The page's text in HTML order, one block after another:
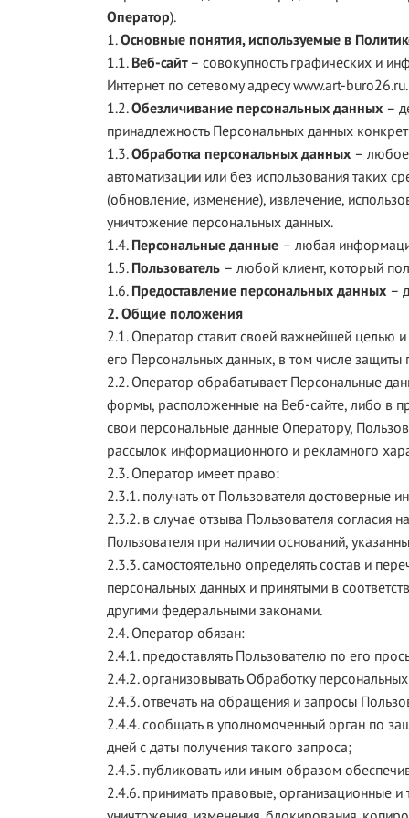
Оператор).
1.Основные понятия, используемые в
1.1. Веб-сайт – совокупность графических и
Интернет по сетевому адресу www.art-buro26.ru.
1.2.Обезличивание персональных данных –
принадлежность Персональных данных
1.3.Обработка персональных данных – любое
автоматизации или без использования таких
(обновление, изменение), извлечение,
уничтожение персональных данных.
1.4. Персональные данные – любая
1.5. Пользователь – любой клиент, который
1.6. Предоставление персональных данных –
2. Общие положения
2.1. Оператор ставит своей важнейшей целью
его Персональных данных, в том числе защиты
2.2. Оператор обрабатывает Персональные
формы, расположенные на Веб-сайте, либо в
свои персональные данные Оператору,
рассылок информационного и рекламного
2.3. Оператор имеет право:
2.3.1. получать от Пользователя
2.3.2. в случае отзыва Пользователя
Пользователя при наличии оснований,
2.3.3. самостоятельно определять состав и
персональных данных и принятыми в
другими федеральными законами.
2.4. Оператор обязан:
2.4.1. предоставлять Пользователю по его
2.4.2. организовывать Обработку
2.4.3. отвечать на обращения и запросы
2.4.4. сообщать в уполномоченный орган по
дней с даты получения такого запроса;
2.4.5. публиковать или иным образом
2.4.6. принимать правовые, организационные